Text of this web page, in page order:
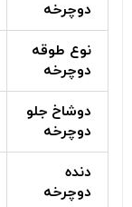
دوچرخه
نوع طوقه
دوچرخه
دوشاخ جلو
دوچرخه
دنده
دوچرخه